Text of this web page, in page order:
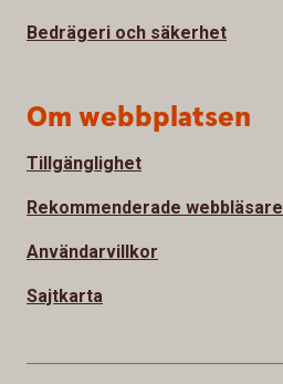
Bedrägeri och säkerhet
Om webbplatsen
Tillgänglighet
Rekommenderade webbläsare
Användarvillkor
Sajtkarta